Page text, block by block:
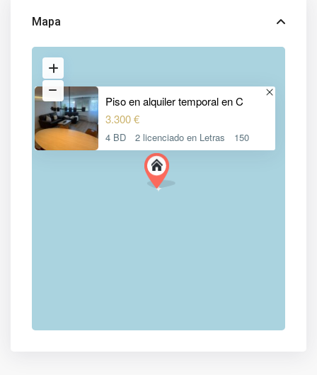
Mapa
Piso en alquiler temporal en C
3.300 €
4 BD 2 licenciado en Letras 150